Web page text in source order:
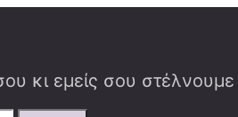
κι εμείς σου